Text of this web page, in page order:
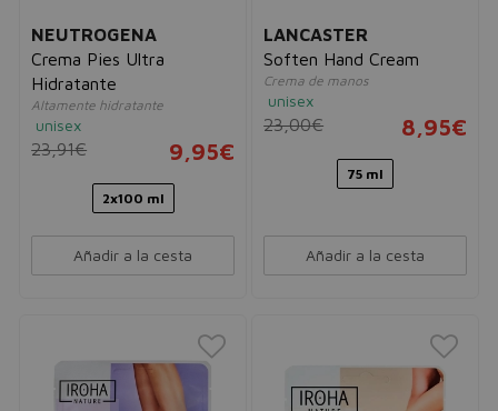
NEUTROGENA
Crema Pies Ultra
Hidratante
Altamente hidratante
unisex
23,91€ 9,95€
2x100 ml
Añadir a la cesta
LANCASTER
Soften Hand Cream
Crema de manos
unisex
23,00€ 8,95€
75 ml
Añadir a la cesta